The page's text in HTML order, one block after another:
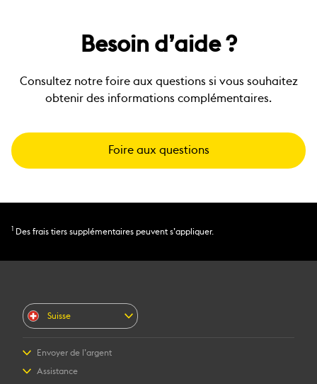
Besoin d’aide ?
Consultez notre foire aux questions si vous souhaitez
obtenir des informations complémentaires.
Foire aux questions
Des frais tiers supplémentaires peuvent s’appliquer.
Suisse
Envoyer de l’argent
Envoyer de l’argent en ligne
Assistance